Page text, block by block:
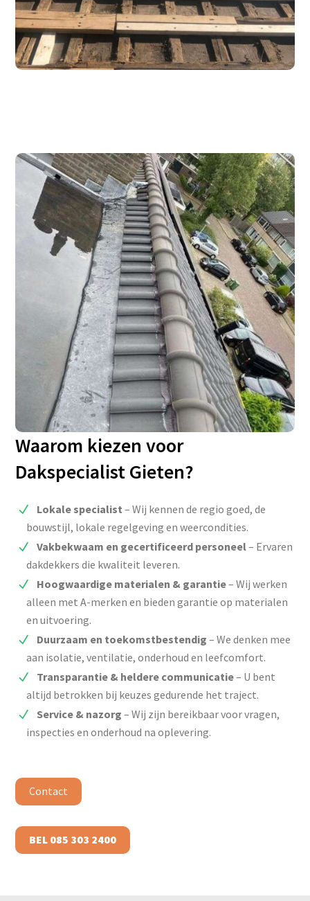
Waarom kiezen voor
Dakspecialist Gieten?
Lokale specialist – Wij kennen de regio goed, de
bouwstijl, lokale regelgeving en weercondities.
Vakbekwaam en gecertificeerd personeel– Ervaren
dakdekkers die kwaliteit leveren.
Hoogwaardige materialen & garantie– Wij werken
alleen met A-merken en bieden garantie op materialen
en uitvoering.
Duurzaam en toekomstbestendig – We denken mee
aan isolatie, ventilatie, onderhoud en leefcomfort.
Transparantie & heldere communicatie– U bent
altijd betrokken bij keuzes gedurende het traject.
Service & nazorg – Wij zijn bereikbaar voor vragen,
inspecties en onderhoud na oplevering.
Contact
BEL 085 303 2400